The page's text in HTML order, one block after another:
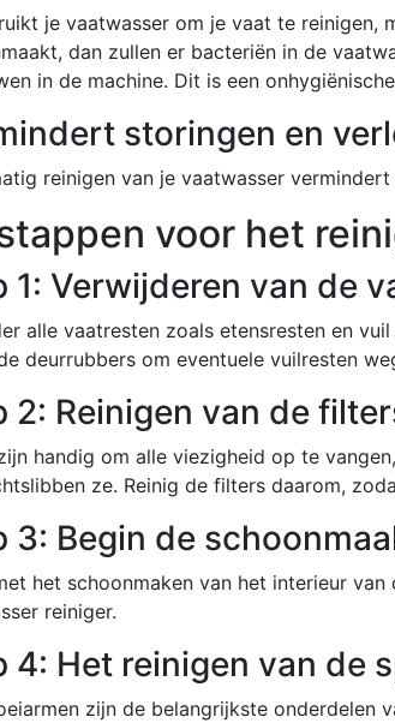
je vaatwasser om je vaat te reinigen,
dan zullen er bacteriën in de
in de machine. Dit is een
storingen en
reinigen van je vaatwasser
voor het
1: Verwijderen van de
alle vaatresten zoals etensresten en
deurrubbers om eventuele vuilresten
2: Reinigen van de
handig om alle viezigheid op te
ze. Reinig de filters daarom,
3: Begin de
het schoonmaken van het interieur
reiniger.
4: Het reinigen van de
zijn de belangrijkste onderdelen